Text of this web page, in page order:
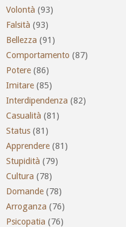
Volontà (93)
Falsità (93)
Bellezza (91)
Comportamento (87)
Potere (86)
Imitare (85)
Interdipendenza (82)
Casualità (81)
Status (81)
Apprendere (81)
Stupidità (79)
Cultura (78)
Domande (78)
Arroganza (76)
Psicopatia (76)